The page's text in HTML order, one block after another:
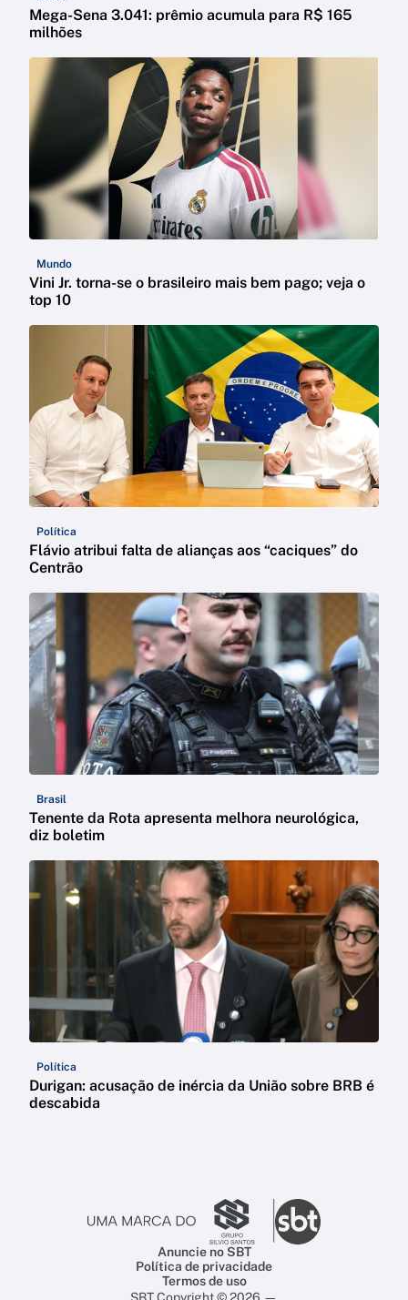
Mega-Sena 3.041: prêmio acumula para R$ 165
milhões
Mundo
Vini Jr. torna-se o brasileiro mais bem pago; veja o
top 10
Política
Flávio atribui falta de alianças aos “caciques” do
Centrão
Brasil
Tenente da Rota apresenta melhora neurológica,
diz boletim
Política
Durigan: acusação de inércia da União sobre BRB é
descabida
Anuncie no SBT
Política de privacidade
Termos de uso